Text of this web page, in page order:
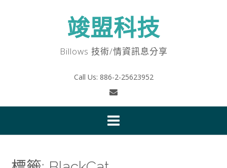
竣盟科技
Billows 技術/情資訊息分享
Call Us: 886-2-25623952